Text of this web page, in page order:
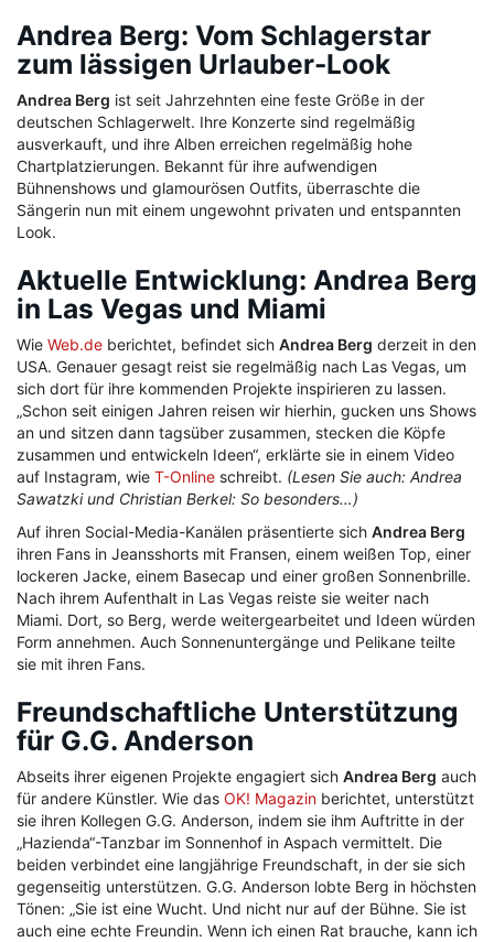
Andrea Berg: Vom Schlagerstar
zum lässigen Urlauber-Look
Andrea Berg ist seit Jahrzehnten eine feste Größe in der
deutschen Schlagerwelt. Ihre Konzerte sind regelmäßig
ausverkauft, und ihre Alben erreichen regelmäßig hohe
Chartplatzierungen. Bekannt für ihre aufwendigen
Bühnenshows und glamourösen Outfits, überraschte die
Sängerin nun mit einem ungewohnt privaten und entspannten
Look.
Aktuelle Entwicklung: Andrea Berg
in Las Vegas und Miami
Wie Web.de berichtet, befindet sich Andrea Berg derzeit in den
USA. Genauer gesagt reist sie regelmäßig nach Las Vegas, um
sich dort für ihre kommenden Projekte inspirieren zu lassen.
„Schon seit einigen Jahren reisen wir hierhin, gucken uns Shows
an und sitzen dann tagsüber zusammen, stecken die Köpfe
zusammen und entwickeln Ideen“, erklärte sie in einem Video
auf Instagram, wie T-Online schreibt. (Lesen Sie auch: Andrea
Sawatzki und Christian Berkel: So besonders…)
Auf ihren Social-Media-Kanälen präsentierte sich Andrea Berg
ihren Fans in Jeansshorts mit Fransen, einem weißen Top, einer
lockeren Jacke, einem Basecap und einer großen Sonnenbrille.
Nach ihrem Aufenthalt in Las Vegas reiste sie weiter nach
Miami. Dort, so Berg, werde weitergearbeitet und Ideen würden
Form annehmen. Auch Sonnenuntergänge und Pelikane teilte
sie mit ihren Fans.
Freundschaftliche Unterstützung
für G.G. Anderson
Abseits ihrer eigenen Projekte engagiert sich Andrea Berg auch
für andere Künstler. Wie das OK! Magazin berichtet, unterstützt
sie ihren Kollegen G.G. Anderson, indem sie ihm Auftritte in der
„Hazienda“-Tanzbar im Sonnenhof in Aspach vermittelt. Die
beiden verbindet eine langjährige Freundschaft, in der sie sich
gegenseitig unterstützen. G.G. Anderson lobte Berg in höchsten
Tönen: „Sie ist eine Wucht. Und nicht nur auf der Bühne. Sie ist
auch eine echte Freundin. Wenn ich einen Rat brauche, kann ich